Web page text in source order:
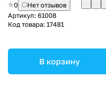
0
Нет отзывов
Артикул: 61008
Код товара: 17481
В корзину